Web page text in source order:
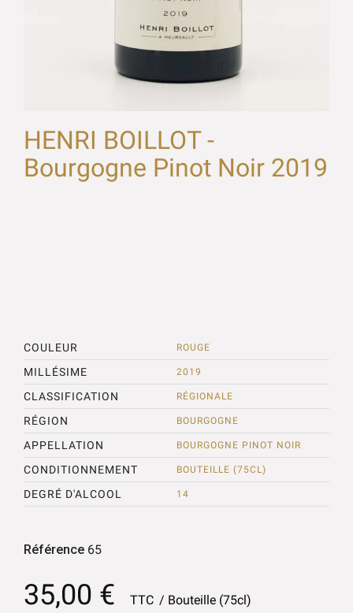
HENRI BOILLOT -
Bourgogne Pinot Noir 2019
COULEUR ROUGE
MILLÉSIME 2019
CLASSIFICATION RÉGIONALE
RÉGION BOURGOGNE
APPELLATION BOURGOGNE PINOT NOIR
CONDITIONNEMENT BOUTEILLE (75CL)
DEGRÉ D'ALCOOL 14
Référence 65
35,00 € TTC Bouteille (75cl)